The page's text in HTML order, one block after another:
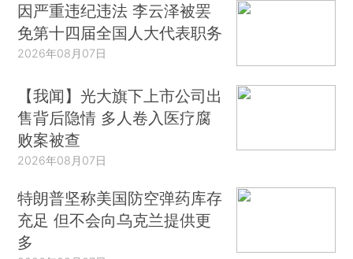
因严重违纪违法 李云泽被罢
免第十四届全国人大代表职务
2026年08月07日
【我闻】光大旗下上市公司出
售背后隐情 多人卷入医疗腐
败案被查
2026年08月07日
特朗普坚称美国防空弹药库存
充足 但不会向乌克兰提供更
多